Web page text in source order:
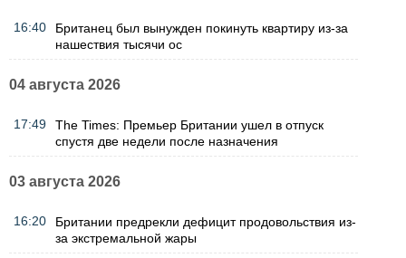
16:40
Британец был вынужден покинуть квартиру из-за
нашествия тысячи ос
04 августа 2026
17:49
The Times: Премьер Британии ушел в отпуск
спустя две недели после назначения
03 августа 2026
16:20
Британии предрекли дефицит продовольствия из-
за экстремальной жары